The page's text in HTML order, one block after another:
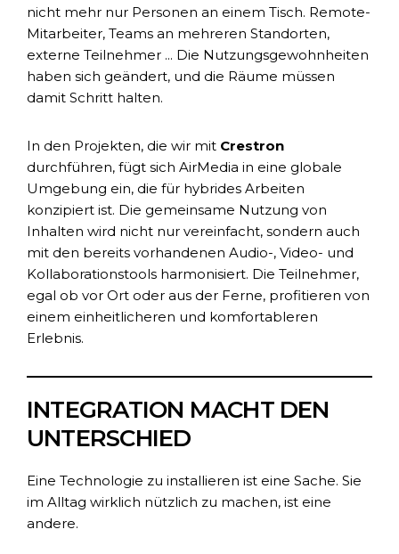
nicht mehr nur Personen an einem Tisch. Remote-
Mitarbeiter, Teams an mehreren Standorten,
externe Teilnehmer ... Die Nutzungsgewohnheiten
haben sich geändert, und die Räume müssen
damit Schritt halten.
In den Projekten, die wir mit Crestron
durchführen, fügt sich AirMedia in eine globale
Umgebung ein, die für hybrides Arbeiten
konzipiert ist. Die gemeinsame Nutzung von
Inhalten wird nicht nur vereinfacht, sondern auch
mit den bereits vorhandenen Audio-, Video- und
Kollaborationstools harmonisiert. Die Teilnehmer,
egal ob vor Ort oder aus der Ferne, profitieren von
einem einheitlicheren und komfortableren
Erlebnis.
INTEGRATION MACHT DEN
UNTERSCHIED
Eine Technologie zu installieren ist eine Sache. Sie
im Alltag wirklich nützlich zu machen, ist eine
andere.